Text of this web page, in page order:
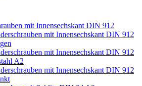
mit Innensechskant DIN 912
mit Innensechskant DIN 912
mit Innensechskant DIN 912
A2
mit Innensechskant DIN 912